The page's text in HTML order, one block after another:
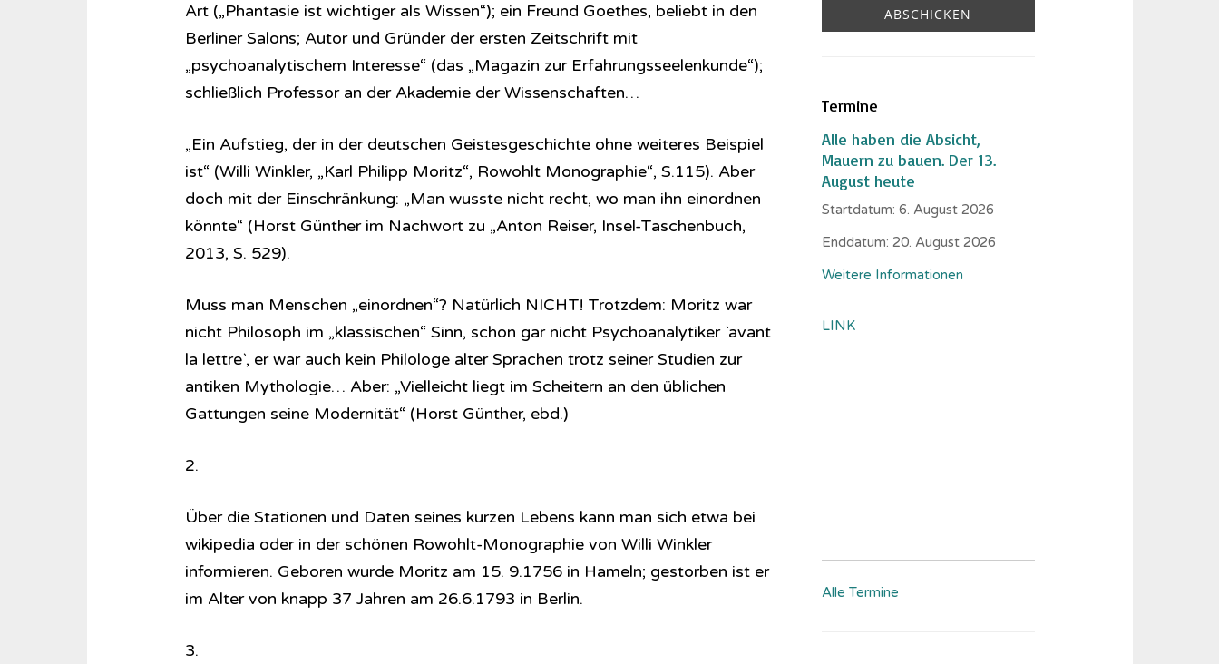
Art („Phantasie ist wichtiger als Wissen“); ein Freund Goethes, beliebt in den
Berliner Salons; Autor und Gründer der ersten Zeitschrift mit
„psychoanalytischem Interesse“ (das „Magazin zur Erfahrungsseelenkunde“);
schließlich Professor an der Akademie der Wissenschaften…
„Ein Aufstieg, der in der deutschen Geistesgeschichte ohne weiteres Beispiel
ist“ (Willi Winkler, „Karl Philipp Moritz“, Rowohlt Monographie“, S.115). Aber
doch mit der Einschränkung: „Man wusste nicht recht, wo man ihn einordnen
könnte“ (Horst Günther im Nachwort zu „Anton Reiser, Insel-Taschenbuch,
2013, S. 529).
Muss man Menschen „einordnen“? Natürlich NICHT! Trotzdem: Moritz war
nicht Philosoph im „klassischen“ Sinn, schon gar nicht Psychoanalytiker `avant
la lettre`, er war auch kein Philologe alter Sprachen trotz seiner Studien zur
antiken Mythologie… Aber: „Vielleicht liegt im Scheitern an den üblichen
Gattungen seine Modernität“ (Horst Günther, ebd.)
2.
Über die Stationen und Daten seines kurzen Lebens kann man sich etwa bei
wikipedia oder in der schönen Rowohlt-Monographie von Willi Winkler
informieren. Geboren wurde Moritz am 15. 9.1756 in Hameln; gestorben ist er
im Alter von knapp 37 Jahren am 26.6.1793 in Berlin.
3.
Termine
Alle haben die Absicht,
Mauern zu bauen. Der 13.
August heute
Startdatum:6. August 2026
Enddatum: 20. August 2026
Weitere Informationen
LINK
Alle Termine